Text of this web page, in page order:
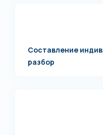
Составление
разбор